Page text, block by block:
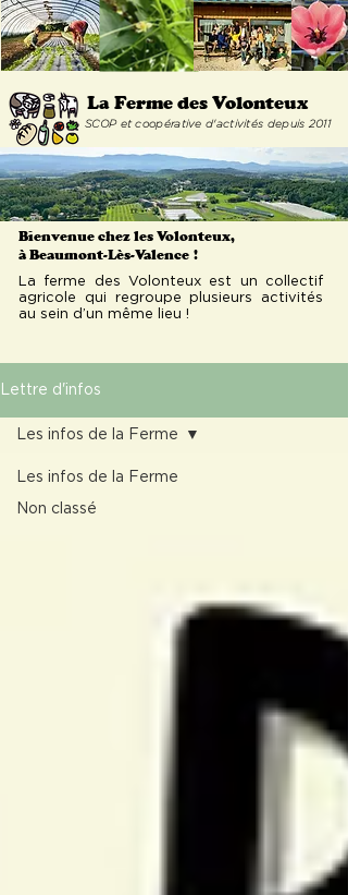
La Ferme des Volonteux
SCOP et coopérative d'activités depuis 2011
Bienvenue chez les Volonteux,
à Beaumont-Lès-Valence !
La ferme des Volonteux est un collectif
agricole qui regroupe plusieurs activités
au sein d’un même lieu !
Lettre d'infos
Les infos de la Ferme
Non classé
Les infos de la Ferme